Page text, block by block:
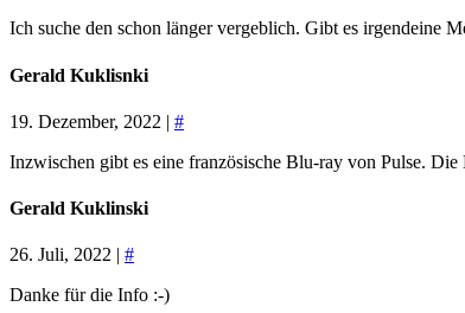
Ich suche den schon länger vergeblich. Gibt es irgendeine
Gerald Kuklisnki
19. Dezember, 2022 | #
Inzwischen gibt es eine französische Blu-ray von Pulse.
Gerald Kuklinski
26. Juli, 2022 | #
Danke für die Info :-)